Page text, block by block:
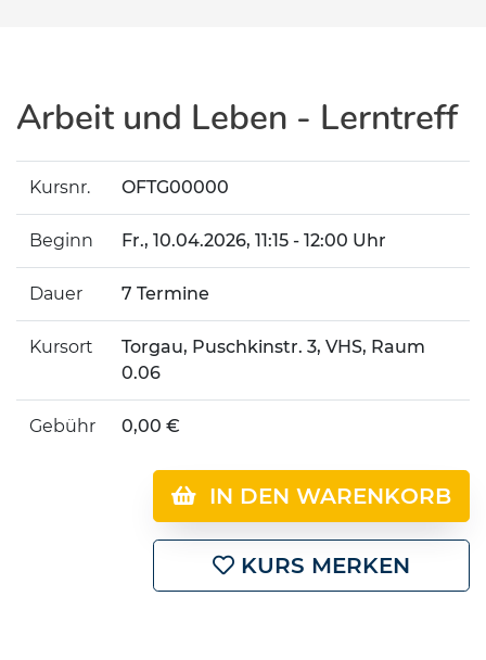
Arbeit und Leben - Lerntreff
Kursnr. OFTG00000
Beginn Fr., 10.04.2026, 11:15 - 12:00 Uhr
Dauer 7 Termine
Kursort
Torgau, Puschkinstr. 3, VHS, Raum
0.06
Gebühr 0,00 €
IN DEN WARENKORB
KURS MERKEN